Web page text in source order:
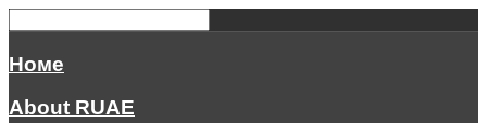
Номе
About RUAE